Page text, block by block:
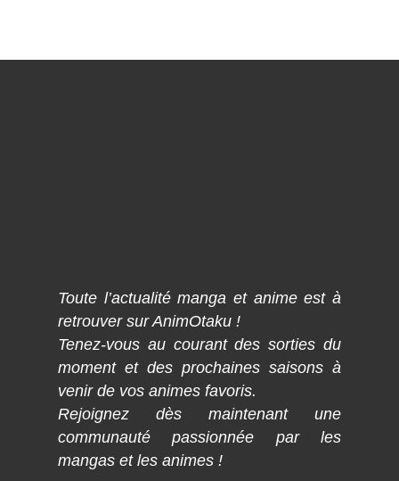
Toute l’actualité manga et anime est à
retrouver sur AnimOtaku !
Tenez-vous au courant des sorties du
moment et des prochaines saisons à
venir de vos animes favoris.
Rejoignez dès maintenant une
communauté passionnée par les
mangas et les animes !